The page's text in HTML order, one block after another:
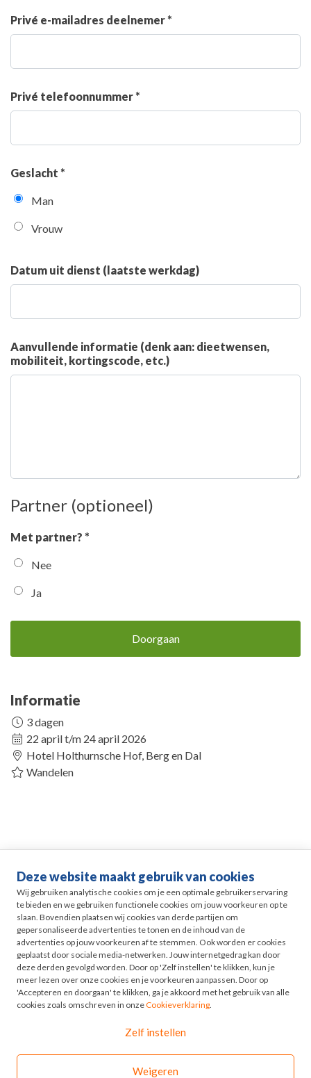
Deze website maakt gebruik van cookies
Wij gebruiken analytische cookies om je een optimale gebruikerservaring
te bieden en we gebruiken functionele cookies om jouw voorkeuren op te
slaan. Bovendien plaatsen wij cookies van derde partijen om
gepersonaliseerde advertenties te tonen en de inhoud van de
advertenties op jouw voorkeuren af te stemmen. Ook worden er cookies
geplaatst door sociale media-netwerken. Jouw internetgedrag kan door
deze derden gevolgd worden. Door op 'Zelf instellen' te klikken, kun je
meer lezen over onze cookies en je voorkeuren aanpassen. Door op
'Accepteren en doorgaan' te klikken, ga je akkoord met het gebruik van alle
cookies zoals omschreven in onzeCookieverklaring.
Zelf instellen
Weigeren
Privé e-mailadres deelnemer *
Privé telefoonnummer *
Geslacht *
Man
Vrouw
Datum uit dienst (laatste werkdag)
Aanvullende informatie (denk aan: dieetwensen,
mobiliteit, kortingscode, etc.)
Partner (optioneel)
Met partner? *
Nee
Ja
Doorgaan
Informatie
3 dagen
22 april t/m 24 april 2026
Hotel Holthurnsche Hof, Berg en Dal
Wandelen
Life events
Pensioen in Zicht
HR
Odyssee